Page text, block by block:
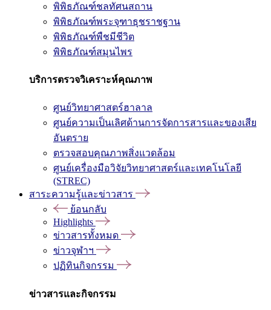
พิพิธภัณฑ์ชลทัศนสถาน
พิพิธภัณฑ์พระจุฑาธุชราชฐาน
พิพิธภัณฑ์พืชมีชีวิต
พิพิธภัณฑ์สมุนไพร
บริการตรวจวิเคราะห์คุณภาพ
ศูนย์วิทยาศาสตร์ฮาลาล
ศูนย์ความเป็นเลิศด้านการจัดการสารและของเสีย
อันตราย
ตรวจสอบคุณภาพสิ่งแวดล้อม
ศูนย์เครื่องมือวิจัยวิทยาศาสตร์และเทคโนโลยี
(STREC)
สาระความรู้และข่าวสาร
ย้อนกลับ
Highlights
ข่าวสารทั้งหมด
ข่าวจุฬาฯ
ปฏิทินกิจกรรม
ข่าวสารและกิจกรรม